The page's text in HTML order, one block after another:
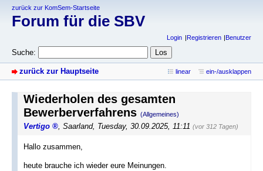
zurück zur KomSem-Startseite
Forum für die SBV
Login Registrieren Benutzer
Suche:
zurück zur Hauptseite linear ein-/ausklappen
Wiederholen des gesamten
Bewerberverfahrens (Allgemeines)
Vertigo , Saarland, Tuesday, 30.09.2025, 11:11 (vor 312 Tagen)
Hallo zusammen,
heute brauche ich wieder eure Meinungen.